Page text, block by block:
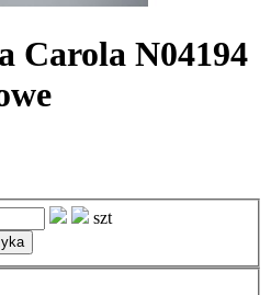
Carola N04194
szt